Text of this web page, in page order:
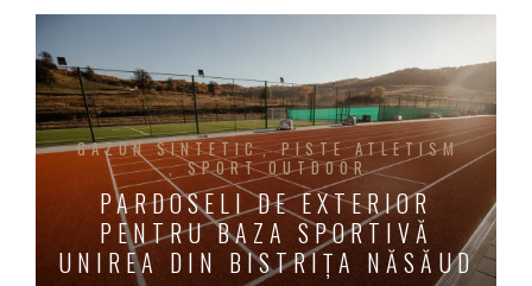
GAZON SINTETIC
PISTE ATLETISM
SPORT OUTDOOR
PARDOSELI DE EXTERIOR
PENTRU BAZA SPORTIVĂ
UNIREA DIN BISTRIȚA NĂSĂUD